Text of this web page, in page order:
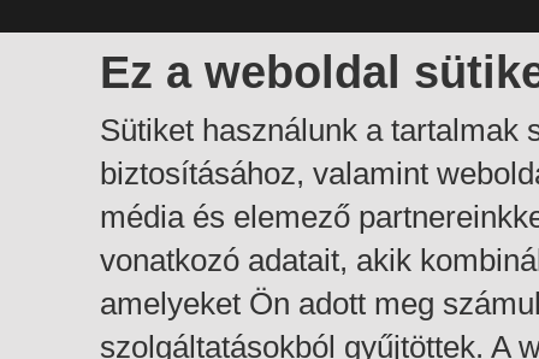
Ez a weboldal
Sütiket használunk a tartalmak
biztosításához, valamint
média és elemező
vonatkozó adatait, akik
amelyeket Ön adott meg
szolgáltatásokból gyűjtöttek. A